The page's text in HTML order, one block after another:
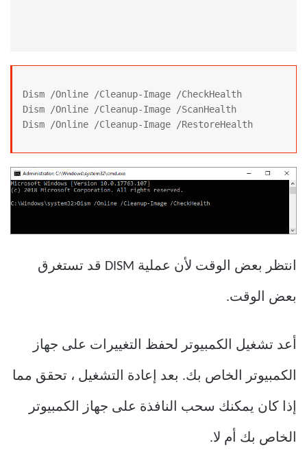
Dism /Online /Cleanup-Image /CheckHealth
Dism /Online /Cleanup-Image /ScanHealth
Dism /Online /Cleanup-Image /RestoreHealth
انتظر بعض الوقت لأن عملية DISM قد تستغرق
بعض الوقت.
أعد تشغيل الكمبيوتر لحفظ التغييرات على جهاز
الكمبيوتر الخاص بك. بعد إعادة التشغيل ، تحقق مما
إذا كان يمكنك سحب النافذة على جهاز الكمبيوتر
الخاص بك أم لا.